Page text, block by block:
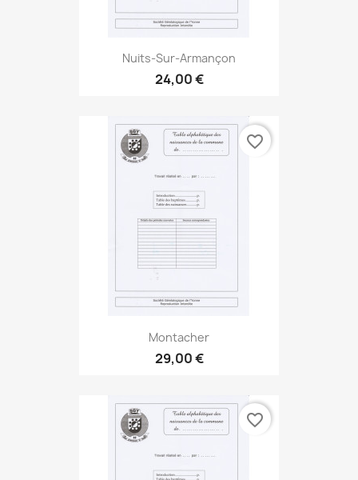
Nuits-Sur-Armançon
24,00 €
Montacher
29,00 €
favorite_border
favorite_border